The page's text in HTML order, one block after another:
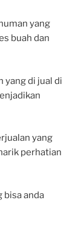
yang
buah dan
yang di jual di
yang
perhatian
bisa anda